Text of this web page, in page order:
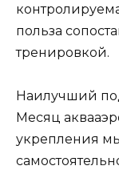
польза
тренировкой.
Наилучший
Месяц
укрепления